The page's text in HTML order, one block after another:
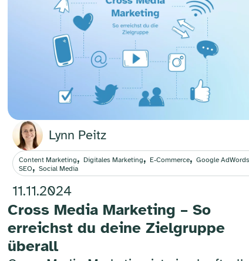
Lynn Peitz
Content Marketing, Digitales Marketing, E-Commerce,Google
SEO,Social Media
11.11.2024
Cross Media Marketing – So
erreichst du deine Zielgruppe
überall